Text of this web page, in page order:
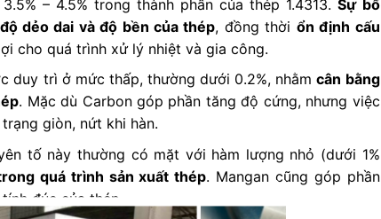
– 4.5% trong thành phần của thép 1.4313.Sự bổ
dẻo dai và độ bền của thép, đồng thời ổn định cấu
cho quá trình xử lý nhiệt và gia công.
duy trì ở mức thấp, thường dưới 0.2%, nhằmcân bằng
. Mặc dù Carbon góp phần tăng độ cứng, nhưng việc
giòn, nứt khi hàn.
tố này thường có mặt với hàm lượng nhỏ (dưới 1%
quá trình sản xuất thép. Mangan cũng góp phần
đúc của thép.
CLOSE